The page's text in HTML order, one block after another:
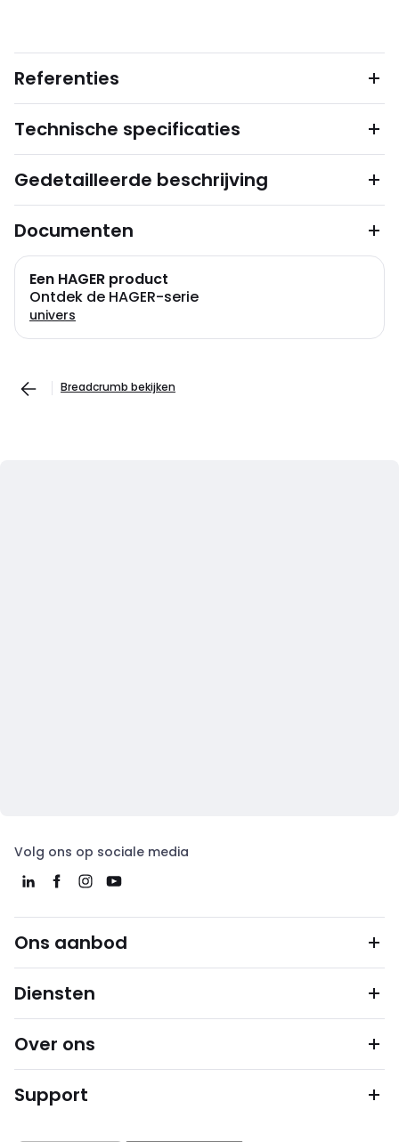
Referenties
Technische specificaties
Gedetailleerde beschrijving
Documenten
Een HAGER product
Ontdek de HAGER-serie
univers
Breadcrumb bekijken
Volg ons op sociale media
Ons aanbod
Diensten
Over ons
Support